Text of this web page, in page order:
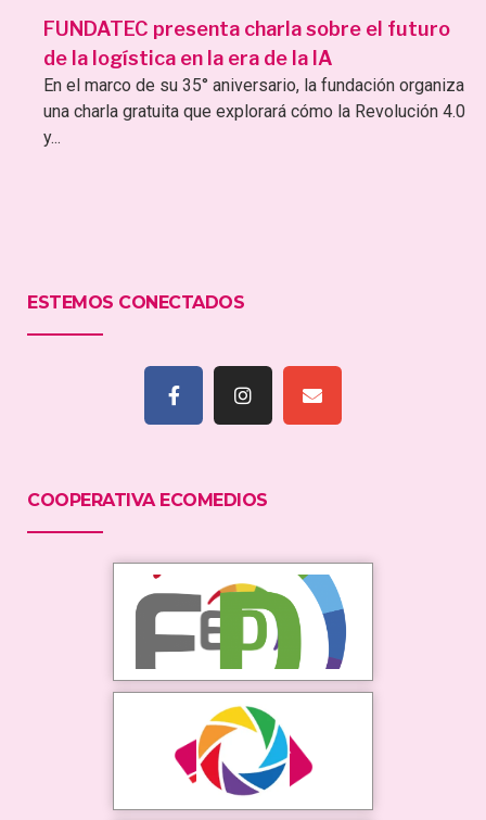
FUNDATEC presenta charla sobre el futuro
de la logística en la era de la IA
En el marco de su 35° aniversario, la fundación organiza
una charla gratuita que explorará cómo la Revolución 4.0
y...
ESTEMOS CONECTADOS
COOPERATIVA ECOMEDIOS